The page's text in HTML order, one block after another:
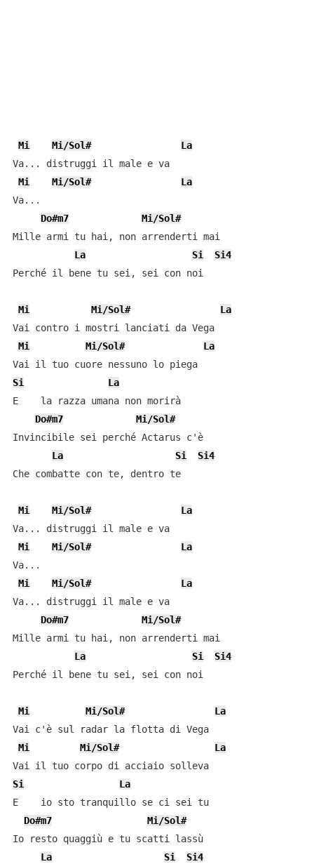
Mi Mi/Sol#
La
Va... distruggi il male e va
Mi
Mi/Sol#
La
Va...
Do#m7
Mi/Sol#
Mille armi tu hai, non arrenderti mai
La
Si
Si4
Perché il bene tu sei, sei con noi
Mi Mi/Sol#
La
Vai contro i mostri lanciati da Vega
Mi
Mi/Sol#
La
Vai il tuo cuore nessuno lo piega
Si
La
E    la razza umana non morirà
Do#m7
Mi/Sol#
Invincibile sei perché Actarus c'è
La
Si
Si4
Che combatte con te, dentro te
Mi Mi/Sol#
La
Va... distruggi il male e va
Mi
Mi/Sol#
La
Va...
Mi
Mi/Sol#
La
Va... distruggi il male e va
Do#m7
Mi/Sol#
Mille armi tu hai, non arrenderti mai
La
Si
Si4
Perché il bene tu sei, sei con noi
Mi Mi/Sol#
La
Vai c'è sul radar la flotta di Vega
Mi
Mi/Sol#
La
Vai il tuo corpo di acciaio solleva
Si
La
E    io sto tranquillo se ci sei tu
Do#m7
Mi/Sol#
Io resto quaggiù e tu scatti lassù
La
Si
Si4